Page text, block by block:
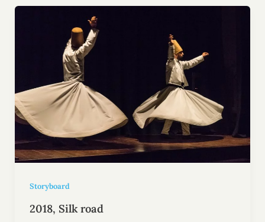
Storyboard
2018, Silk road